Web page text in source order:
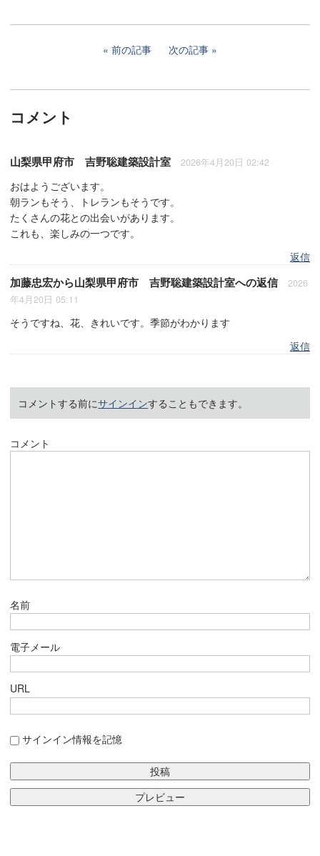
前の記事 次の記事
コメント
山梨県甲府市 吉野聡建築設計室 2026年4月20日 02:42
おはようございます。
朝ランもそう、トレランもそうです。
たくさんの花との出会いがあります。
これも、楽しみの一つです。
返信
加藤忠宏から山梨県甲府市 吉野聡建築設計室への返信
2026
年4月20日 05:11
そうですね、花、きれいです。季節がわかります
返信
コメントする前にサインインすることもできます。
コメント
名前
電子メール
URL
サインイン情報を記憶